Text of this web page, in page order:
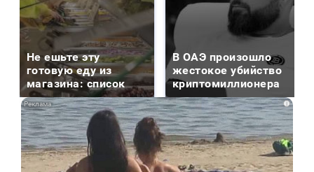
Не ешьте эту
готовую еду из
магазина: список
В ОАЭ произошло
жестокое убийство
криптомиллионера
i